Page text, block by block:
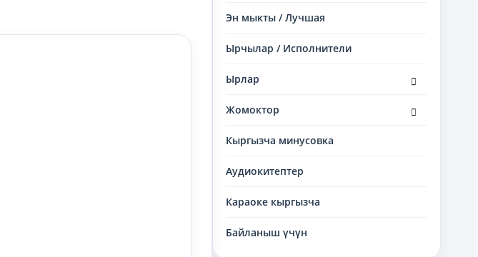
Эн мыкты / Лучшая
Ырчылар / Исполнители
Ырлар
дочернее
Жомоктор
дочернее
Кыргызча минусовка
Аудиокитептер
Караоке кыргызча
Байланыш үчүн